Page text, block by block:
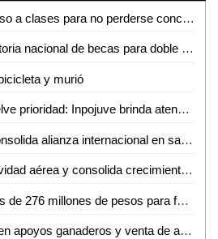
Fan pide retrasar regreso a clases para no perderse concierto de Los Tigres del Norte en la Fenapo
UASLP lidera convocatoria nacional de becas para doble titulación en ingeniería con Francia
y murió
La salud mental se vuelve prioridad: Inpojuve brinda atención psicológica en la Huasteca
Gobierno del estado consolida alianza internacional en salud mental
SLP amplía su conectividad aérea y consolida crecimiento turistico y económico
Federación destina más de 276 millones de pesos para fortalecer la salud en SLP
Denuncian corrupción en apoyos ganaderos y venta de aretes